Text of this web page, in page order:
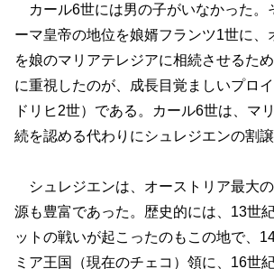
カール6世には男の子がいなかった。
ーマ皇帝の地位を娘婿フランツ1世に、
を娘のマリアテレジアに相続させるた
に重視したのが、成長目覚ましいプロ
ドリヒ2世）である。カール6世は、マ
続を認める代わりにシュレジエンの割譲
シュレジエンは、オーストリア最大
源も豊富であった。歴史的には、13世
ットの戦いが起こったのもこの地で、
ミア王国（現在のチェコ）領に、16世